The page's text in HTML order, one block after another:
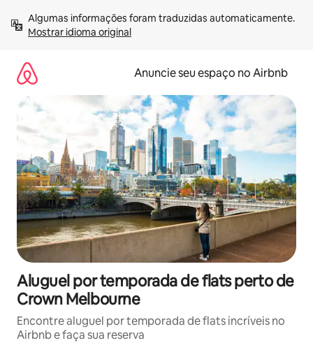
para
Mostrar idioma original
Anuncie seu espaço no Airbnb
Aluguel por temporada de flats perto de
Crown Melbourne
Encontre aluguel por temporada de flats incríveis no
Airbnb e faça sua reserva